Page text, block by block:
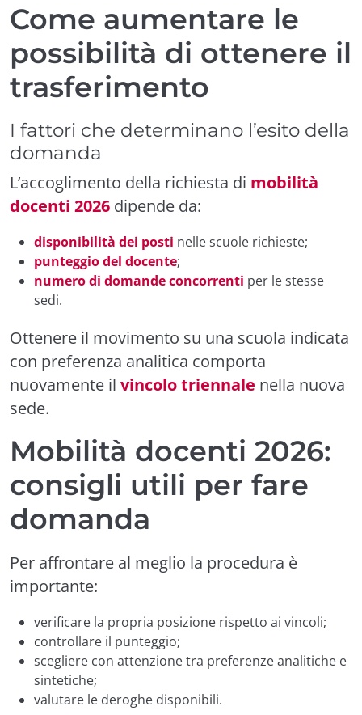
Come aumentare le
possibilità di ottenere il
trasferimento
I fattori che determinano l’esito della
domanda
L’accoglimento della richiesta di mobilità
docenti 2026 dipende da:
disponibilità dei posti nelle scuole richieste;
punteggio del docente;
numero di domande concorrenti per le stesse
sedi.
Ottenere il movimento su una scuola indicata
con preferenza analitica comporta
nuovamente il vincolo triennale nella nuova
sede.
Mobilità docenti 2026:
consigli utili per fare
domanda
Per affrontare al meglio la procedura è
importante:
verificare la propria posizione rispetto ai vincoli;
controllare il punteggio;
scegliere con attenzione tra preferenze analitiche e
sintetiche;
valutare le deroghe disponibili.